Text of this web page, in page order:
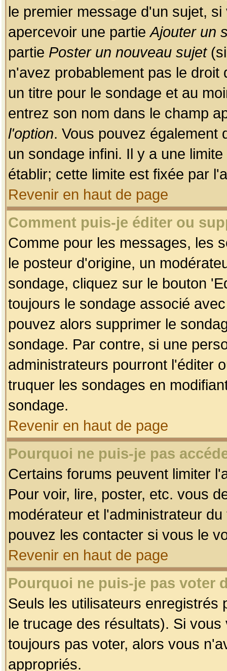
le premier message d'un sujet,
apercevoir une partieAjouter un
partie Poster un nouveau sujet(si
n'avez probablement pas le
un titre pour le sondage et au
entrez son nom dans le champ
l'option. Vous pouvez également
un sondage infini. Il y a une
établir; cette limite est fixée par
Revenir en haut de page
Comment puis-je éditer ou
Comme pour les messages, les
le posteur d'origine, un
sondage, cliquez sur le bouton
toujours le sondage associé
pouvez alors supprimer le
sondage. Par contre, si une
administrateurs pourront l'éditer
truquer les sondages en
sondage.
Revenir en haut de page
Pourquoi ne puis-je pas
Certains forums peuvent limiter
Pour voir, lire, poster, etc. vous
modérateur et l'administrateur
pouvez les contacter si vous le
Revenir en haut de page
Pourquoi ne puis-je pas voter
Seuls les utilisateurs enregistrés
le trucage des résultats). Si
toujours pas voter, alors vous
appropriés.